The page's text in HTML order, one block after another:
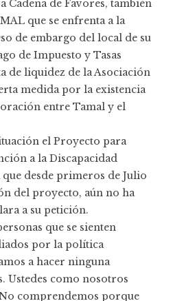
Cadena de Favores, también
que se enfrenta a la
de embargo del local de su
de Impuesto y Tasas
de liquidez de la Asociación
medida por la existencia
entre Tamal y el
el Proyecto para
a la Discapacidad
desde primeros de Julio
del proyecto, aún no ha
a su petición.
que se sienten
por la política
a hacer ninguna
Ustedes como nosotros
comprendemos porque